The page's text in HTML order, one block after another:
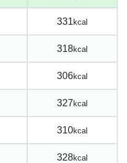
331kcal
318kcal
306kcal
327kcal
310kcal
328kcal